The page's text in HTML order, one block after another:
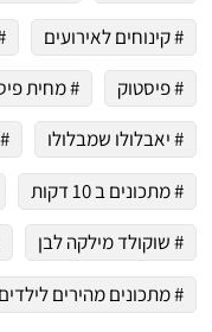
# קינוחים לאירועים
# פיסטוק
# מחית
# יאבלולו שמבלולו
# מתכונים ב 10 דקות
# שוקולד מילקה לבן
# מתכונים מהירים לילדים